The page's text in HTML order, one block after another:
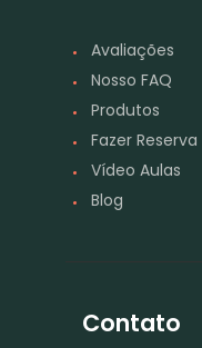
Avaliações
Nosso FAQ
Produtos
Fazer Reserva
Vídeo Aulas
Blog
Contato